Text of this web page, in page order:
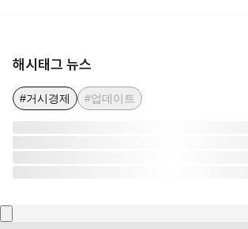
해시태그 뉴스
#거시경제 #업데이트